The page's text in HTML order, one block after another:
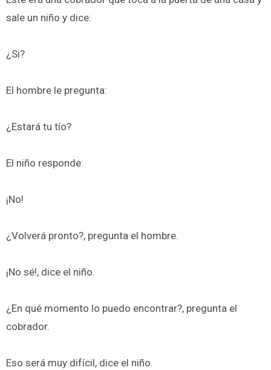
sale un niño y dice:
¿Si?
El hombre le pregunta:
¿Estará tu tío?
El niño responde:
¡No!
¿Volverá pronto?, pregunta el hombre.
¡No sé!, dice el niño.
¿En qué momento lo puedo encontrar?, pregunta el
cobrador.
Eso será muy difícil, dice el niño.